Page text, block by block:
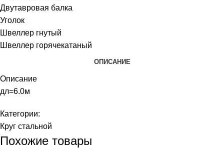
Двутавровая балка
Уголок
Швеллер гнутый
Швеллер горячекатаный
ОПИСАНИЕ
Описание
дл=6.0м
Категории:
Круг стальной
Похожие товары